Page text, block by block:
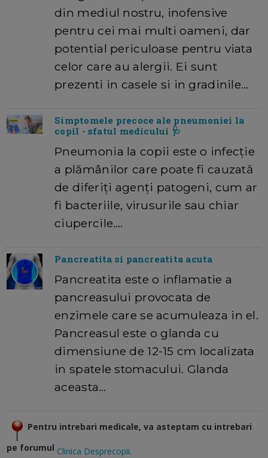
din mediul nostru, inofensive
pentru cei mai multi oameni, dar
potential periculoase pentru viata
celor care au alergii. Ei sunt
prezenti in casele si in gradinile…
Simptomele precoce ale pneumoniei la
copil - sfatul medicului 🩺
Pneumonia la copii este o infecție
a plămânilor care poate fi cauzată
de diferiți agenți patogeni, cum ar
fi bacteriile, virusurile sau chiar
ciupercile.…
Pancreatita si pancreatita acuta
Pancreatita este o inflamatie a
pancreasului provocata de
enzimele care se acumuleaza in el.
Pancreasul este o glanda cu
dimensiune de 12-15 cm localizata
in spatele stomacului. Glanda
aceasta…
Pentru intrebari medicale, va asteptam cu intrebari
pe forumul Clinica Desprecopii.